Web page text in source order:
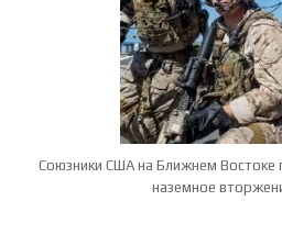
Союзники США на Ближнем Востоке
наземное